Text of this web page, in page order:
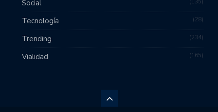
Social
Tecnología 28
Trending 234
Vialidad 165